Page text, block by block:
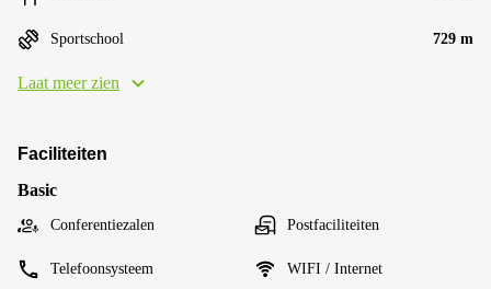
Sportschool 729 m
Laat meer zien
Faciliteiten
Basic
Conferentiezalen Postfaciliteiten
Telefoonsysteem WIFI / Internet